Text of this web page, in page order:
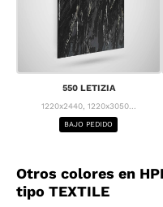
550 LETIZIA
1220x2440, 1220x3050...
BAJO PEDIDO
Otros colores en
tipo TEXTILE